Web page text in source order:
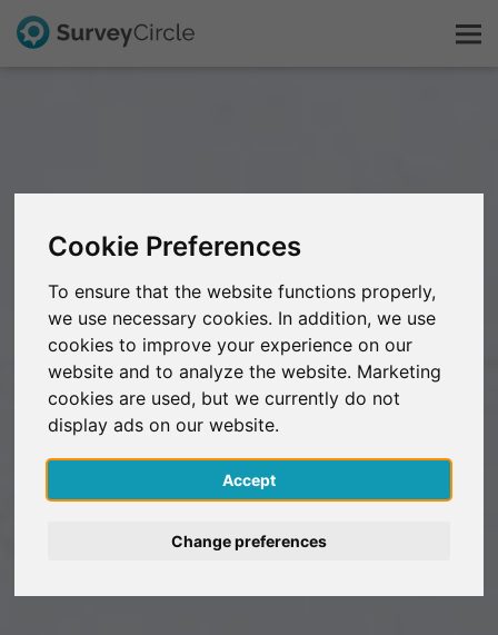
Cookie Preferences
To ensure that the website functions properly,
we use necessary cookies. In addition, we use
cookies to improve your experience on our
website and to analyze the website. Marketing
cookies are used, but we currently do not
display ads on our website.
Accept
Change preferences
Explorar la investigación
FAQ
Regístrate gratis
Iniciar sesión
English
Deutsch
Nederlands